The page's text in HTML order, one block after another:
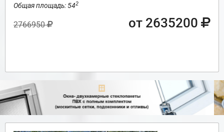
Общая площадь: 542
2766950 от 2635200